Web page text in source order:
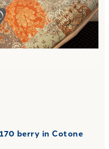
berry in Cotone